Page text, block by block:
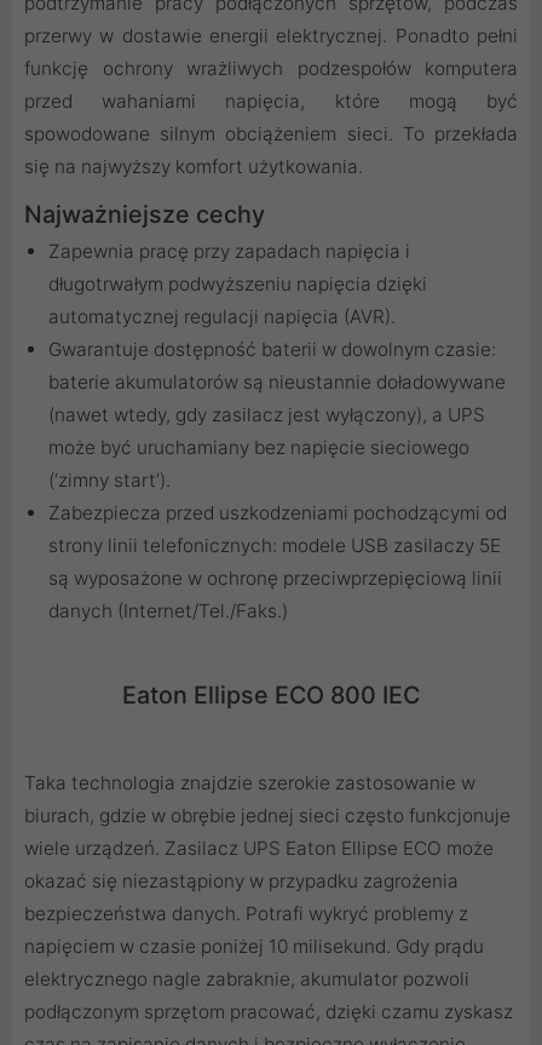
przerwy w dostawie energii elektrycznej. Ponadto pełni
funkcję ochrony wrażliwych podzespołów komputera
przed wahaniami napięcia, które mogą być
spowodowane silnym obciążeniem sieci. To przekłada
się na najwyższy komfort użytkowania.
Najważniejsze cechy
Zapewnia pracę przy zapadach napięcia i
długotrwałym podwyższeniu napięcia dzięki
automatycznej regulacji napięcia (AVR).
Gwarantuje dostępność baterii w dowolnym czasie:
baterie akumulatorów są nieustannie doładowywane
(nawet wtedy, gdy zasilacz jest wyłączony), a UPS
może być uruchamiany bez napięcie sieciowego
(‘zimny start’).
Zabezpiecza przed uszkodzeniami pochodzącymi od
strony linii telefonicznych: modele USB zasilaczy 5E
są wyposażone w ochronę przeciwprzepięciową linii
danych (Internet/Tel./Faks.)
Eaton Ellipse ECO 800 IEC
Taka technologia znajdzie szerokie zastosowanie w
biurach, gdzie w obrębie jednej sieci często funkcjonuje
wiele urządzeń. Zasilacz UPS Eaton Ellipse ECO może
okazać się niezastąpiony w przypadku zagrożenia
bezpieczeństwa danych. Potrafi wykryć problemy z
napięciem w czasie poniżej 10 milisekund. Gdy prądu
elektrycznego nagle zabraknie, akumulator pozwoli
podłączonym sprzętom pracować, dzięki czamu zyskasz